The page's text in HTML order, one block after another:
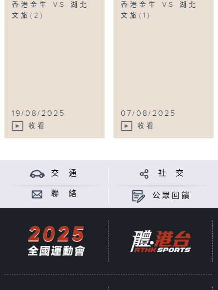
香港金牛 VS 湖北
文旅(2)
19/08/2025
收看
香港金牛 VS 湖北
文旅(1)
07/08/2025
收看
交 通 社 交
聯 絡 公眾回饋